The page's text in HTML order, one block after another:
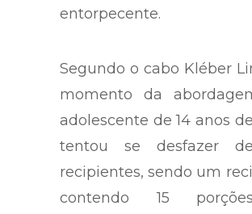
entorpecente.
Segundo o cabo Kléber
momento da
adolescente de 14 anos
tentou se desfazer
recipientes, sendo um
contendo 15